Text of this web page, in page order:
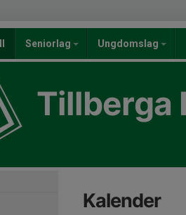
Seniorlag Ungdomslag
Tillberga
Kalender